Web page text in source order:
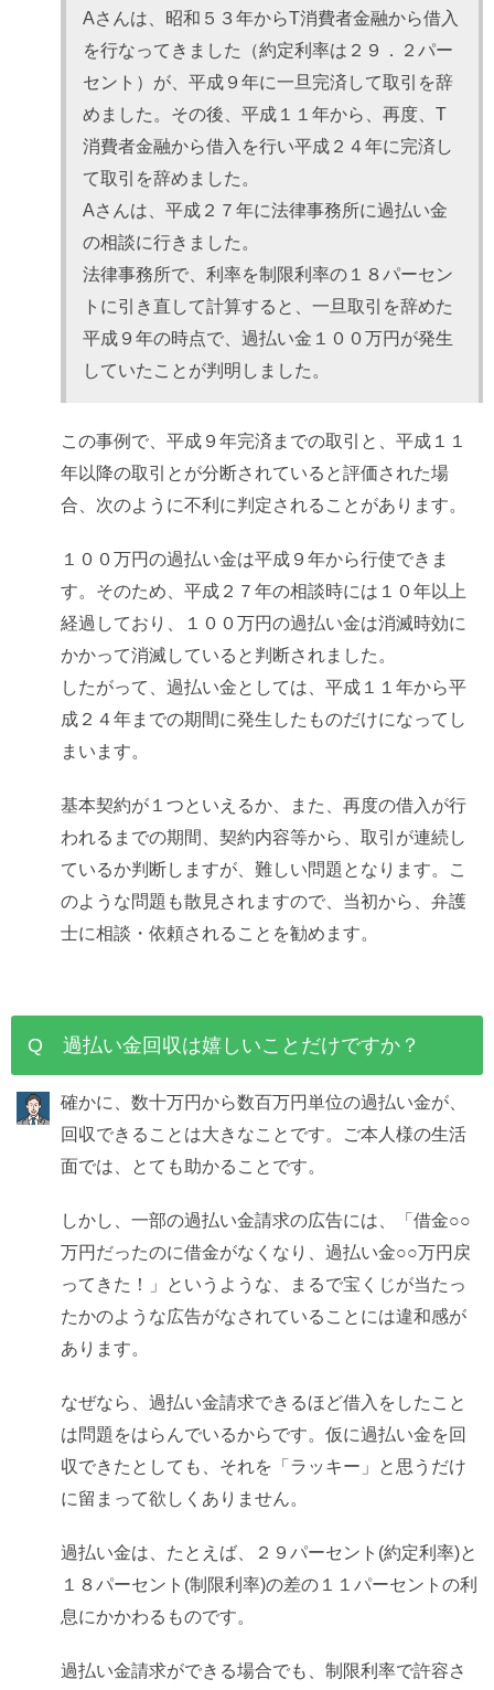
Aさんは、昭和５３年からT消費者金融から借入
を行なってきました（約定利率は２９．２パー
セント）が、平成９年に一旦完済して取引を辞
めました。その後、平成１１年から、再度、T
消費者金融から借入を行い平成２４年に完済し
て取引を辞めました。
Aさんは、平成２７年に法律事務所に過払い金
の相談に行きました。
法律事務所で、利率を制限利率の１８パーセン
トに引き直して計算すると、一旦取引を辞めた
平成９年の時点で、過払い金１００万円が発生
していたことが判明しました。
この事例で、平成９年完済までの取引と、平成１１
年以降の取引とが分断されていると評価された場
合、次のように不利に判定されることがあります。
１００万円の過払い金は平成９年から行使できま
す。そのため、平成２７年の相談時には１０年以上
経過しており、１００万円の過払い金は消滅時効に
かかって消滅していると判断されました。
したがって、過払い金としては、平成１１年から平
成２４年までの期間に発生したものだけになってし
まいます。
基本契約が１つといえるか、また、再度の借入が行
われるまでの期間、契約内容等から、取引が連続し
ているか判断しますが、難しい問題となります。こ
のような問題も散見されますので、当初から、弁護
士に相談・依頼されることを勧めます。
Q 過払い金回収は嬉しいことだけですか？
確かに、数十万円から数百万円単位の過払い金が、
回収できることは大きなことです。ご本人様の生活
面では、とても助かることです。
しかし、一部の過払い金請求の広告には、「借金○○
万円だったのに借金がなくなり、過払い金○○万円戻
ってきた！」というような、まるで宝くじが当たっ
たかのような広告がなされていることには違和感が
あります。
なぜなら、過払い金請求できるほど借入をしたこと
は問題をはらんでいるからです。仮に過払い金を回
収できたとしても、それを「ラッキー」と思うだけ
に留まって欲しくありません。
過払い金は、たとえば、２９パーセント(約定利率)と
１８パーセント(制限利率)の差の１１パーセントの利
息にかかわるものです。
過払い金請求ができる場合でも、制限利率で許容さ